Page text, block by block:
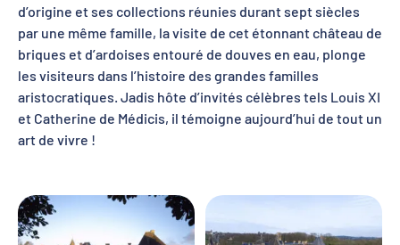
d’origine et ses collections réunies durant sept siècles
par une même famille, la visite de cet étonnant château de
briques et d’ardoises entouré de douves en eau, plonge
les visiteurs dans l’histoire des grandes familles
aristocratiques. Jadis hôte d’invités célèbres tels Louis XI
et Catherine de Médicis, il témoigne aujourd’hui de tout un
art de vivre !